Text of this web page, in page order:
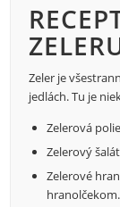
Zeler je
jedlách. Tu je
Zelerová
Zelerový
Zelerové
hranolčekom.